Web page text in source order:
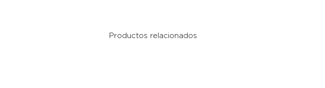
Productos relacionados